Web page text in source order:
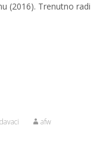
(2016). Trenutno radi
afw